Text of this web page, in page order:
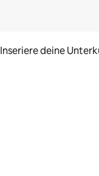
Inseriere deine